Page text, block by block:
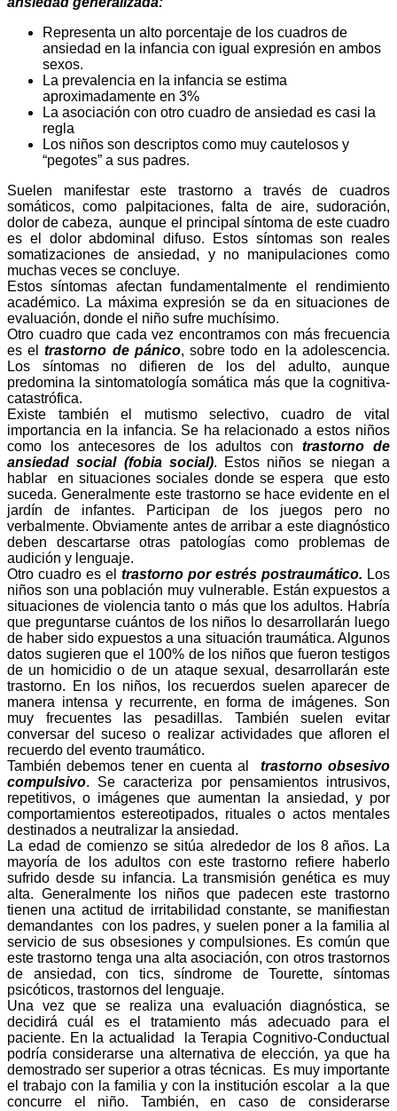
Representa un alto porcentaje de los cuadros de
ansiedad en la infancia con igual expresión en ambos
sexos.
La prevalencia en la infancia se estima
aproximadamente en 3%
La asociación con otro cuadro de ansiedad es casi la
regla
Los niños son descriptos como muy cautelosos y
“pegotes” a sus padres.
Suelen manifestar este trastorno a través de cuadros
somáticos, como palpitaciones, falta de aire, sudoración,
dolor de cabeza, aunque el principal síntoma de este cuadro
es el dolor abdominal difuso. Estos síntomas son reales
somatizaciones de ansiedad, y no manipulaciones como
muchas veces se concluye.
Estos síntomas afectan fundamentalmente el rendimiento
académico. La máxima expresión se da en situaciones de
evaluación, donde el niño sufre muchísimo.
Otro cuadro que cada vez encontramos con más frecuencia
es eltrastorno de pánico, sobre todo en la adolescencia.
Los síntomas no difieren de los del adulto, aunque
predomina la sintomatología somática más que la cognitiva-
catastrófica.
Existe también el mutismo selectivo, cuadro de vital
importancia en la infancia. Se ha relacionado a estos niños
como los antecesores de los adultos con trastorno de
ansiedad social (fobia social). Estos niños se niegan a
hablar
en situaciones sociales donde se espera
que esto
suceda. Generalmente este trastorno se hace evidente en el
jardín de infantes. Participan de los juegos pero no
verbalmente. Obviamente antes de arribar a este diagnóstico
deben descartarse otras patologías como problemas de
audición y lenguaje.
Otro cuadro es el trastorno por estrés postraumático. Los
niños son una población muy vulnerable. Están expuestos a
situaciones de violencia tanto o más que los adultos. Habría
que preguntarse cuántos de los niños lo desarrollarán luego
de haber sido expuestos a una situación traumática. Algunos
datos sugieren que el 100% de los niños que fueron testigos
de un homicidio o de un ataque sexual, desarrollarán este
trastorno. En los niños, los recuerdos suelen aparecer de
manera intensa y recurrente, en forma de imágenes. Son
muy frecuentes las pesadillas. También suelen evitar
conversar del suceso o realizar actividades que afloren el
recuerdo del evento traumático.
También debemos tener en cuenta al
trastorno obsesivo
compulsivo. Se caracteriza por pensamientos intrusivos,
repetitivos, o imágenes que aumentan la ansiedad, y por
comportamientos estereotipados, rituales o actos mentales
destinados a neutralizar la ansiedad.
La edad de comienzo se sitúa alrededor de los 8 años. La
mayoría de los adultos con este trastorno refiere haberlo
sufrido desde su infancia. La transmisión genética es muy
alta. Generalmente los niños que padecen este trastorno
tienen una actitud de irritabilidad constante, se manifiestan
demandantes con los padres, y suelen poner a la familia al
servicio de sus obsesiones y compulsiones. Es común que
este trastorno tenga una alta asociación, con otros trastornos
de ansiedad, con tics, síndrome de Tourette, síntomas
psicóticos, trastornos del lenguaje.
Una vez que se realiza una evaluación diagnóstica, se
decidirá cuál es el tratamiento más adecuado para el
paciente. En la actualidad
la Terapia Cognitivo-Conductual
podría considerarse una alternativa de elección, ya que ha
demostrado ser superior a otras técnicas.
Es muy importante
el trabajo con la familia y con la institución escolar a la que
concurre el niño. También, en caso de considerarse